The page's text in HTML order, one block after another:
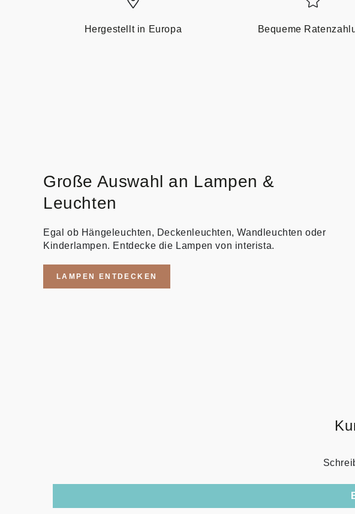
Hergestellt in Europa Bequeme
Große Auswahl an Lampen &
Leuchten
Egal ob Hängeleuchten, Deckenleuchten, Wandleuchten oder
Kinderlampen. Entdecke die Lampen von interista.
LAMPEN ENTDECKEN